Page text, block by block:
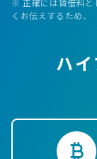
※ 正確には賃借料と
くお伝えするため、
ハ